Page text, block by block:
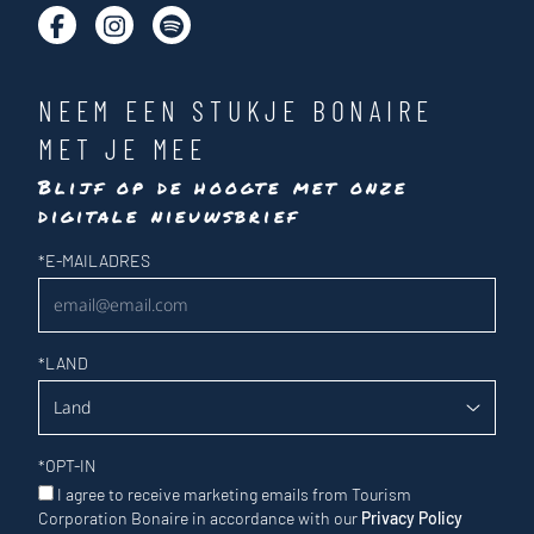
NEEM EEN STUKJE BONAIRE
MET JE MEE
Blijf op de hoogte met onze
digitale nieuwsbrief
Nieuwsbrief
*E-MAILADRES
*LAND
*OPT-IN
I agree to receive marketing emails from Tourism
Corporation Bonaire in accordance with our Privacy Policy